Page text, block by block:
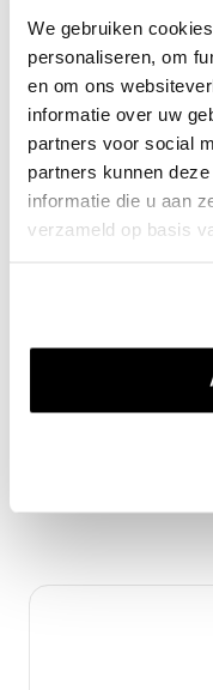
We gebruiken
personaliseren, om
en om ons
informatie over uw
partners voor social
partners kunnen
informatie die u aan
verzameld op basis
met een nieuwe
nou eerlijk, Lidewij,
wat een heerlijk
Ruud
"In Nieuw-
Ruud